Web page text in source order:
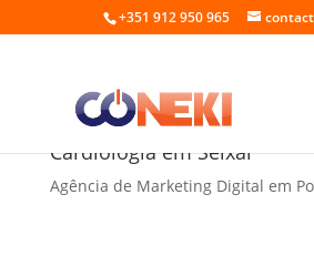
+351 912 950 965
Agência de marketing digital
Cardiologia em Seixal
Agência de Marketing Digital em